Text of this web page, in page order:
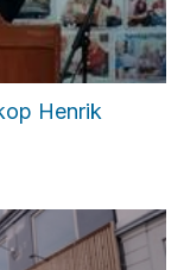
Henrik